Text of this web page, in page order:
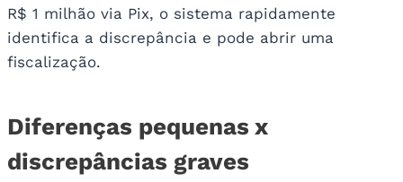
R$ 1 milhão via Pix, o sistema rapidamente
identifica a discrepância e pode abrir uma
fiscalização.
Diferenças pequenas x
discrepâncias graves